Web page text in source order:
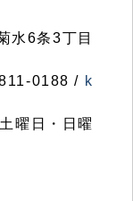
水6条3丁目
0188 / k
曜日・日曜